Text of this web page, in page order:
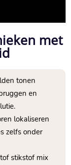
met
tonen
en
lokaliseren
zelfs onder
stikstof mix